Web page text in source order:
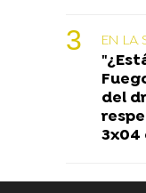
EN LA
del
3x04